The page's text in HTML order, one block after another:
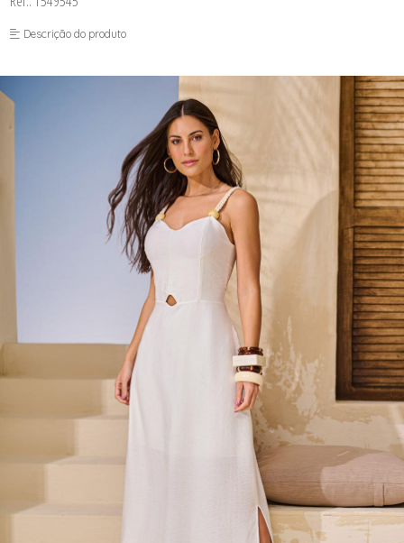
FUSEA-AGOSTO I-
LONGO-AGOSTO I-
MACAC-AGOSTO I-
Descrição do produto